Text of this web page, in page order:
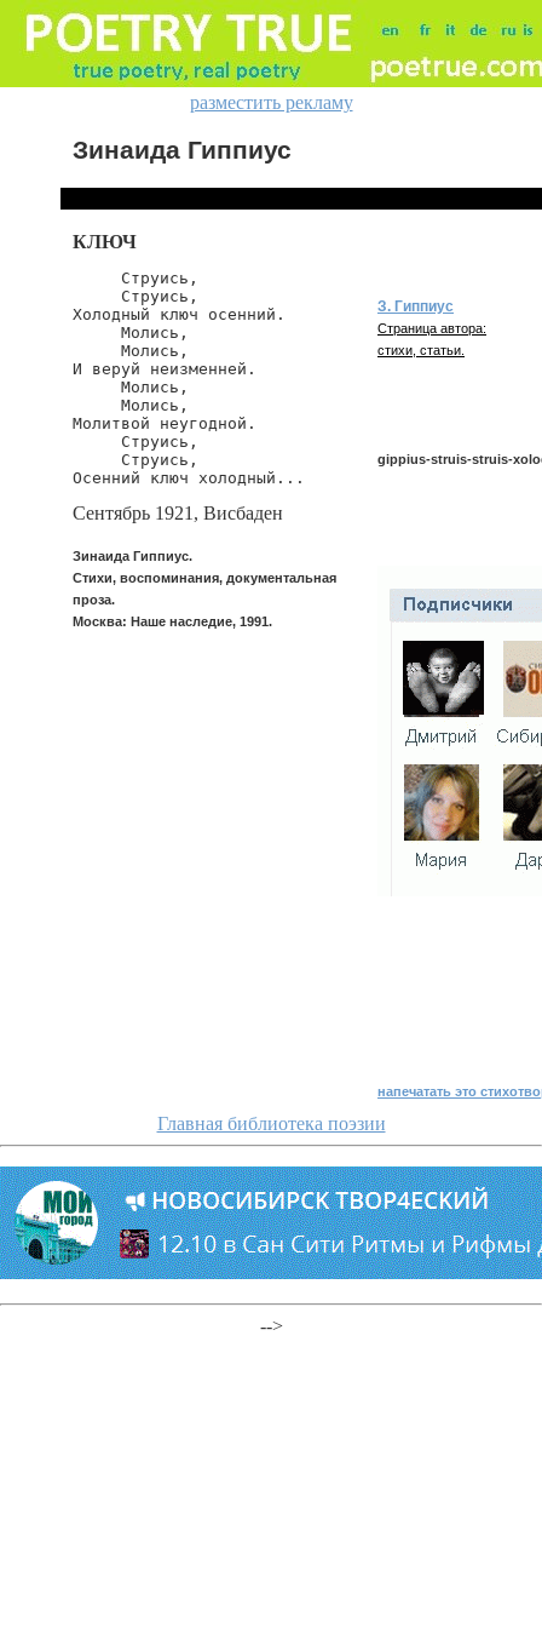
разместить рекламу
Зинаида Гиппиус
КЛЮЧ
     Струись,
     Струись,
Холодный ключ осенний.
     Молись,
     Молись,
И веруй неизменней.
     Молись,
     Молись,
Молитвой неугодной.
     Струись,
     Струись,
Осенний ключ холодный...
Сентябрь 1921, Висбаден
Зинаида Гиппиус.
Стихи, воспоминания, документальная
проза.
Москва: Наше наследие, 1991.
З. Гиппиус
Страница автора:
стихи, статьи.
gippius-struis-struis-
напечатать это
Главная библиотека поэзии
-->